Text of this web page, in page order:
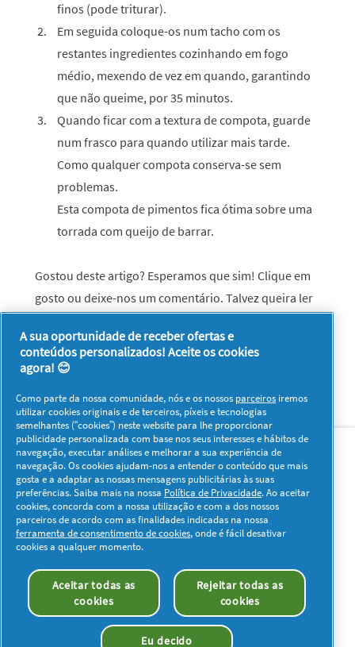
finos (pode triturar).
Em seguida coloque-os num tacho com os
restantes ingredientes cozinhando em fogo
médio, mexendo de vez em quando, garantindo
que não queime, por 35 minutos.
Quando ficar com a textura de compota, guarde
num frasco para quando utilizar mais tarde.
Como qualquer compota conserva-se sem
problemas.
Esta compota de pimentos fica ótima sobre uma
torrada com queijo de barrar.
Gostou deste artigo? Esperamos que sim! Clique em
gosto ou deixe-nos um comentário. Talvez queira ler
Sobre nós Contacto Visitar www.pg.com
Redes Sociais
Os meus dados Privacidade
Sobre os Cookies
Termos e Condições
Declaração de Acessibilidade
© 2026 Procter & Gamble. Todos os direitos reservados. O uso e
acesso à informação presentes neste site estão sujeitos aos
A sua oportunidade de receber ofertas e
conteúdos personalizados! Aceite os cookies
agora! 😊
Como parte da nossa comunidade, nós e os nossos parceiros iremos
utilizar cookies originais e de terceiros, píxeis e tecnologias
semelhantes (“cookies”) neste website para lhe proporcionar
publicidade personalizada com base nos seus interesses e hábitos de
navegação, executar análises e melhorar a sua experiência de
navegação. Os cookies ajudam-nos a entender o conteúdo que mais
gosta e a adaptar as nossas mensagens publicitárias às suas
preferências. Saiba mais na nossa Política de Privacidade. Ao aceitar
cookies, concorda com a nossa utilização e com a dos nossos
parceiros de acordo com as finalidades indicadas na nossa
ferramenta de consentimento de cookies, onde é fácil desativar
cookies a qualquer momento.
Aceitar todas as
cookies
Rejeitar todas as
cookies
Eu decido